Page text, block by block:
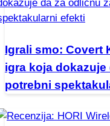
Igrali smo: Covert
igra koja
potrebni